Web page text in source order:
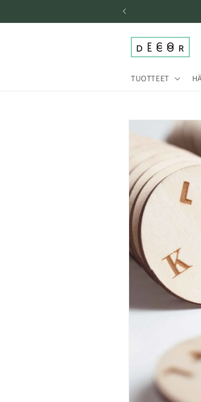
sisältöön
TUOTTEET
tuotetietoihin